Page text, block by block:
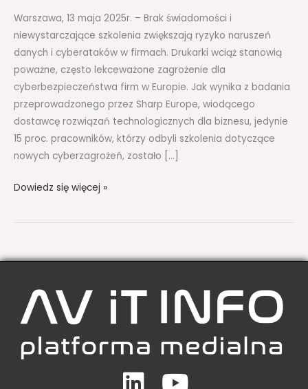
Warszawa, 13 maja 2025r. – Brak świadomości i
niewystarczające szkolenia zwiększają ryzyko naruszeń
danych i cyberataków w firmach. Drukarki wciąż stanowią
poważne, często lekceważone zagrożenie dla
cyberbezpieczeństwa firm w Europie. Jak wynika z badania
przeprowadzonego przez Sharp Europe, wiodącego
dostawcę rozwiązań technologicznych dla biznesu, jedynie
15 proc. pracowników, którzy odbyli szkolenia dotyczące
nowych cyberzagrożeń, zostało […]
Dowiedz się więcej »
LinkedinYoutube